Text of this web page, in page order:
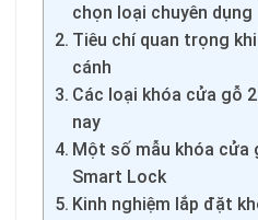
chọn loại chuyên dụng
Tiêu chí quan trọng
cánh
Các loại khóa cửa gỗ
nay
Một số mẫu khóa cửa
Smart Lock
Kinh nghiệm lắp đặt